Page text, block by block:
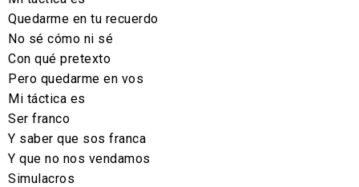
Quedarme en tu recuerdo
No sé cómo ni sé
Con qué pretexto
Pero quedarme en vos
Mi táctica es
Ser franco
Y saber que sos franca
Y que no nos vendamos
Simulacros